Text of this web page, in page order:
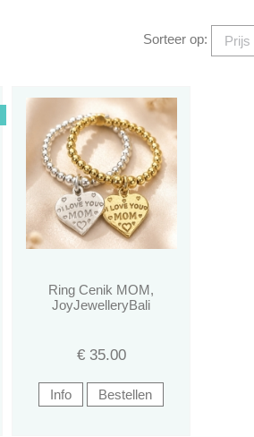
Sorteer op:
Ring Cenik MOM,
JoyJewelleryBali
€ 35.00